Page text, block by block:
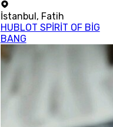
İstanbul, Fatih
HUBLOT SPİRİT OF BİG
BANG